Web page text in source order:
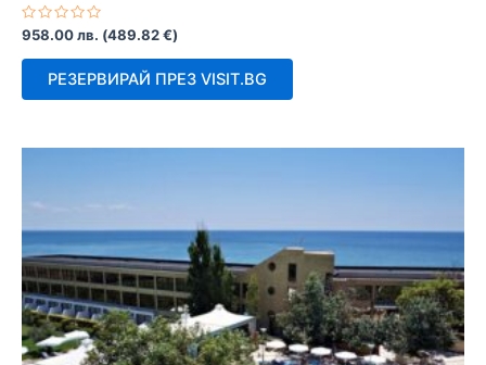
Оценено
с
0
958.00лв. (489.82€)
РЕЗЕРВИРАЙ ПРЕЗ VISIT.BG